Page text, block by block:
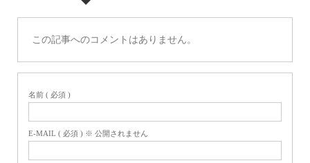
この記事へのコメントはありません。
名前 ( 必須 )
E-MAIL ( 必須 ) ※ 公開されません